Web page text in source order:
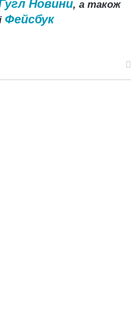
Новини, а також
Фейсбук